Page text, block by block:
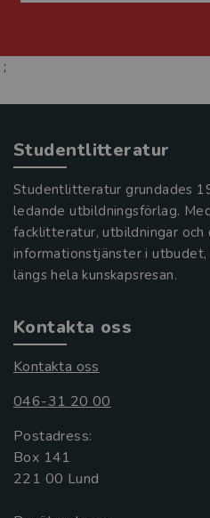
;
Studentlitteratur
Studentlitteratur grundades
ledande utbildningsförlag.
facklitteratur, utbildningar och
informationstjänster i
längs hela kunskapsresan.
Kontakta oss
Kontakta oss
046-31 20 00
Postadress:
Box 141
221 00 Lund